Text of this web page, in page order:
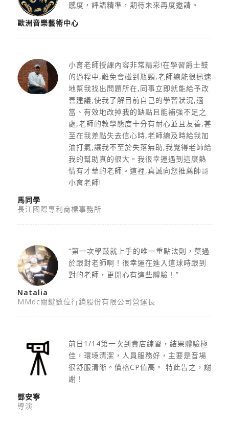
感度，評語精準，期待未來再度邀請。
歐洲音樂藝術中心
小育老師授課內容非常精彩!在學習爵士鼓
的過程中,難免會碰到瓶頸,老師總能很迅速
地幫我找出問題所在,同事立即就能給予改
善建議,使我了解目前自己的學習狀況,適
當、有效地改掉我的缺點且能補強不足之
處,老師的教學態度十分有耐心並且友善,甚
至在我差點失去信心時,老師總及時給我加
油打氣,讓我不至於失落無助,我覺得老師給
我的幫助真的很大。我很幸運遇到這麼熱
情有才華的老師。這裡,真誠向您推薦帥哥
小育老師!
馬同學
長江國際專利商標事務所
“第一次學鼓就上手的唯一重點法則，莫過
於跟對老師啊！很幸運在進入這球時跟到
對的老師，更開心有這些體驗！”
Natalia
MMdc關鍵數位行銷股份有限公司營運長
前日1/14第一次到貴店練習，結果體驗極
佳， 環境清潔，人員服務好，主要是音場
很舒服清晰。價格CP值高。 特此告之，謝
謝！
鄧安寧
導演